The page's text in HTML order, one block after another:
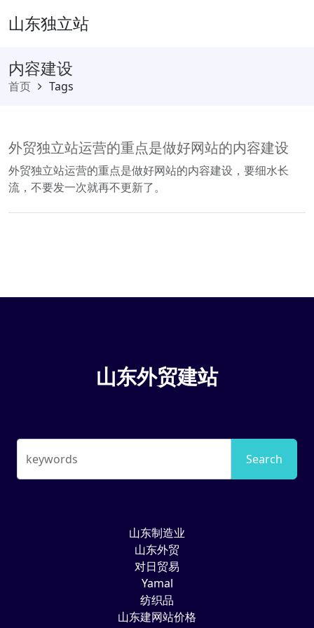
山东独立站
内容建设
首页 Tags
外贸独立站运营的重点是做好网站的内容建设
外贸独立站运营的重点是做好网站的内容建设，要细水长
流，不要发一次就再不更新了。
山东外贸建站
keywords Search
山东制造业
山东外贸
对日贸易
Yamal
纺织品
山东建网站价格